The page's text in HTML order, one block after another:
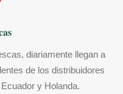
diariamente llegan a
de los distribuidores
y Holanda.